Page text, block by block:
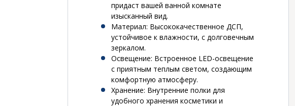
придаст вашей ванной комнате
изысканный вид.
Материал: Высококачественное ДСП,
устойчивое к влажности, с долговечным
зеркалом.
Освещение: Встроенное LED-освещение
с приятным теплым светом, создающим
комфортную атмосферу.
Хранение: Внутренние полки для
удобного хранения косметики и